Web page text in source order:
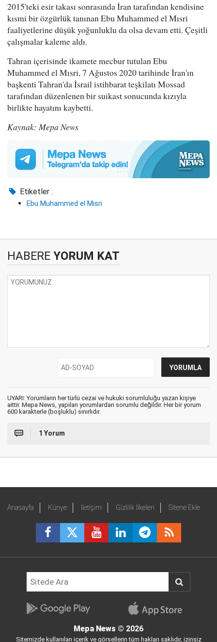
2015'teki esir takası sonrasında İran tarafından kendisine
kısmi bir özgürlük tanınan Ebu Muhammed el Mısri
faaliyetlerine düşük yoğunluklu da olsa devam etti. Çeşitli
çalışmalar kaleme aldı.
Tahran içerisinde ikamete mecbur tutulan Ebu
Muhammed el Mısri, 7 Ağustos 2020 tarihinde İran'ın
başkenti Tahran'da İsrail istihbarat teşkilatı Mossad
tarafından düzenlenen bir suikast sonucunda kızıyla
birlikte hayatını kaybetti.
Kaynak: Mepa News
Etiketler :
Ebu Muhammed el Mısri
HABERE YORUM KAT
UYARI: Yorumların her türlü cezai ve hukuki sorumluluğu yazan kişiye
aittir. Mepa News, yapılan yorumlardan sorumlu değildir. Her bir yorum
600 karakterle (boşluklu) sınırlıdır.
1 Yorum
Anasayfa Künye İletişim Gizlilik İlkeleri Sitene Ekle
Mepa News © 2026
Sitemizde kullanılan içerik ve görsellerin tüm hakları saklıdır, izinsiz